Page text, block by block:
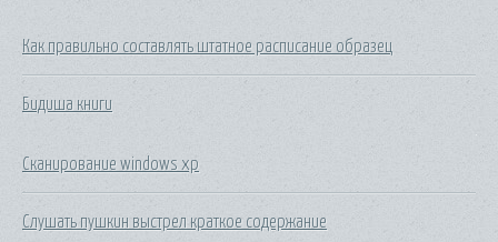
Как правильно составлять штатное расписание образец
Бидиша книги
Сканирование windows xp
Слушать пушкин выстрел краткое содержание